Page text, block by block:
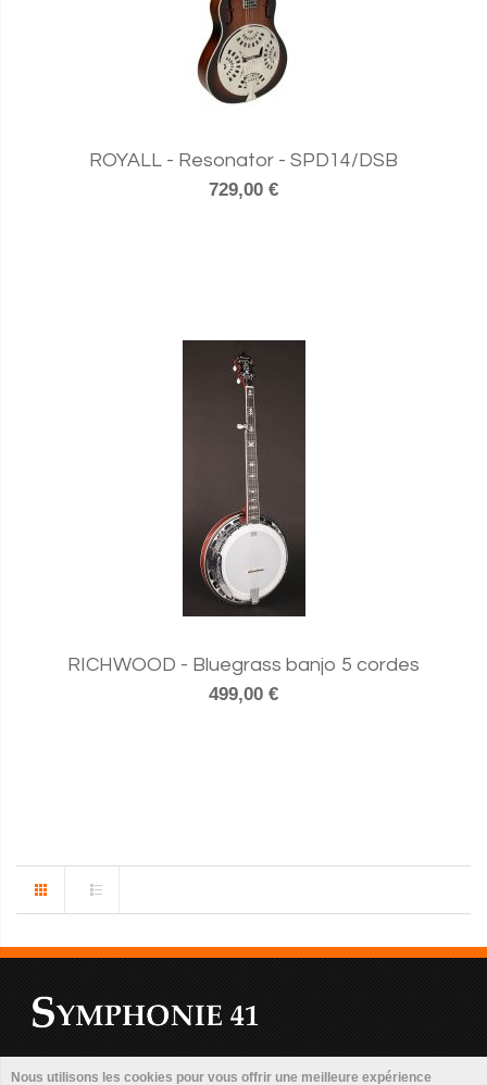
Nous utilisons les cookies pour vous offrir une meilleure expérience
ROYALL - Resonator - SPD14/DSB
729,00 €
RICHWOOD - Bluegrass banjo 5 cordes
499,00 €